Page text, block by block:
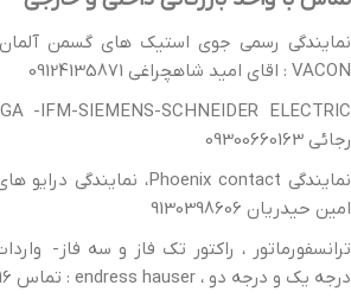
نمایندگی رسمی جوی استیک های گسمن آلمان
VACON : اقای امید شاهچراغی 09124135871
رجائی 09300660163
امین حیدریان 9130398606
درجه یک و درجه دو ، endress hauser : تماس 09132396916